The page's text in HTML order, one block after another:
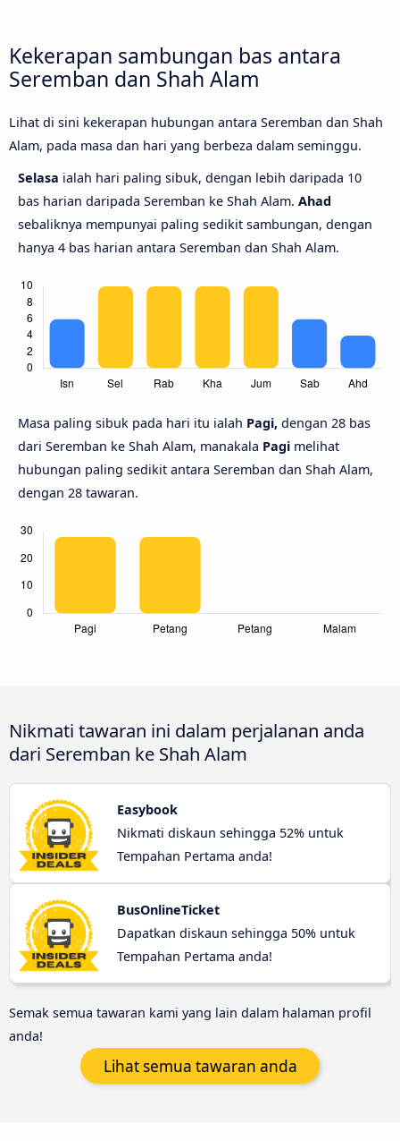
Kekerapan sambungan bas antara
Seremban dan Shah Alam
Lihat di sini kekerapan hubungan antara Seremban dan Shah
Alam, pada masa dan hari yang berbeza dalam seminggu.
Selasa ialah hari paling sibuk, dengan lebih daripada 10
bas harian daripada Seremban ke Shah Alam. Ahad
sebaliknya mempunyai paling sedikit sambungan, dengan
hanya 4 bas harian antara Seremban dan Shah Alam.
Masa paling sibuk pada hari itu ialah Pagi, dengan 28 bas
dari Seremban ke Shah Alam, manakala Pagi melihat
hubungan paling sedikit antara Seremban dan Shah Alam,
dengan 28 tawaran.
Nikmati tawaran ini dalam perjalanan anda
dari Seremban ke Shah Alam
Easybook
Nikmati diskaun sehingga 52% untuk
Tempahan Pertama anda!
BusOnlineTicket
Dapatkan diskaun sehingga 50% untuk
Tempahan Pertama anda!
Semak semua tawaran kami yang lain dalam halaman profil
anda!
Lihat semua tawaran anda